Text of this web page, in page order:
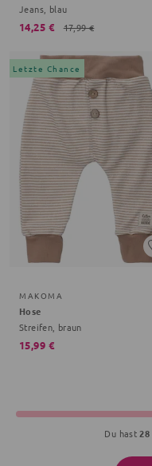
Jeans, blau
14,25 € 17,99 €
Letzte Chance
MAKOMA
Hose
Streifen, braun
15,99 €
Du hast28